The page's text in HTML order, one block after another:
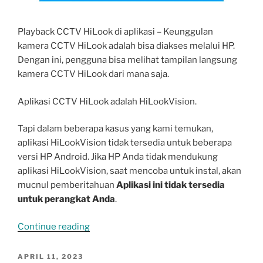
Playback CCTV HiLook di aplikasi – Keunggulan
kamera CCTV HiLook adalah bisa diakses melalui HP.
Dengan ini, pengguna bisa melihat tampilan langsung
kamera CCTV HiLook dari mana saja.
Aplikasi CCTV HiLook adalah HiLookVision.
Tapi dalam beberapa kasus yang kami temukan,
aplikasi HiLookVision tidak tersedia untuk beberapa
versi HP Android. Jika HP Anda tidak mendukung
aplikasi HiLookVision, saat mencoba untuk instal, akan
mucnul pemberitahuan Aplikasi ini tidak tersedia
untuk perangkat Anda.
Continue reading“Cara
POSTED
APRIL 11, 2023